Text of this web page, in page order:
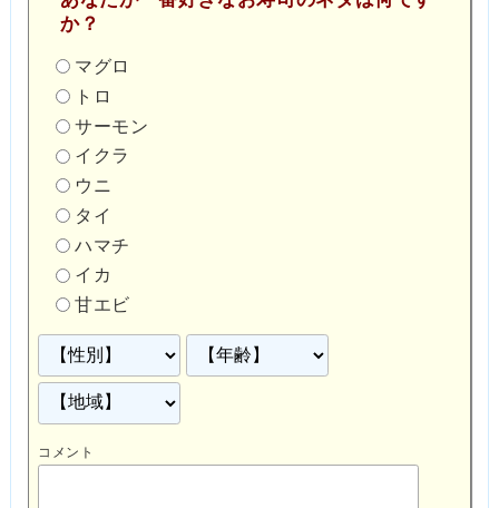
か？
マグロ
トロ
サーモン
イクラ
ウニ
タイ
ハマチ
イカ
甘エビ
コメント